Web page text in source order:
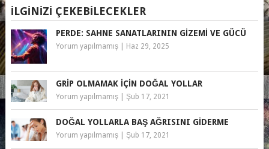
İLGINIZI ÇEKEBILECEKLER
PERDE: SAHNE SANATLARININ GIZEMI VE GÜCÜ
Yorum yapılmamış| Haz 29, 2025
GRIP OLMAMAK IÇIN DOĞAL YOLLAR
Yorum yapılmamış| Şub 17, 2021
DOĞAL YOLLARLA BAŞ AĞRISINI GIDERME
Yorum yapılmamış| Şub 17, 2021